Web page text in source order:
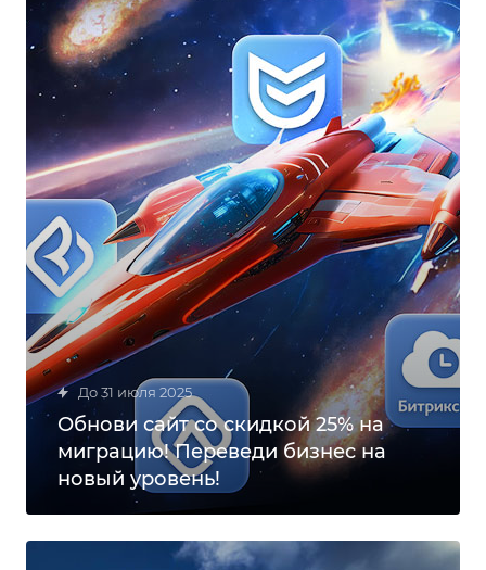
до 31 июля 2025
Обнови сайт со скидкой 25% на
миграцию! Переведи бизнес на
новый уровень!